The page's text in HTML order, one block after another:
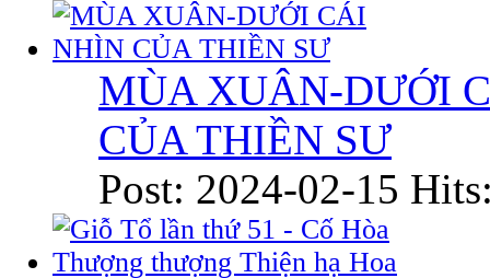
MÙA XUÂN-DƯỚI
CỦA THIỀN SƯ
Post: 2024-02-15